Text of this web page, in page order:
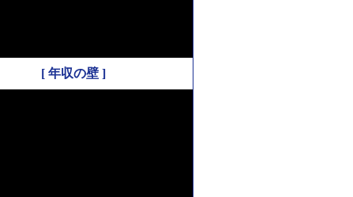
[ 年収の壁 ]